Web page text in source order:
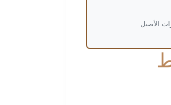
الأصيل.